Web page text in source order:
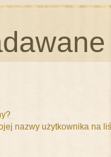
nazwy użytkownika na